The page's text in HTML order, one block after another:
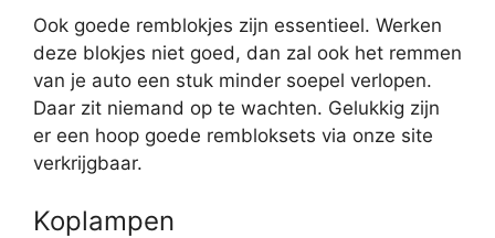
Ook goede remblokjes zijn essentieel. Werken
deze blokjes niet goed, dan zal ook het remmen
van je auto een stuk minder soepel verlopen.
Daar zit niemand op te wachten. Gelukkig zijn
er een hoop goede rembloksets via onze site
verkrijgbaar.
Koplampen